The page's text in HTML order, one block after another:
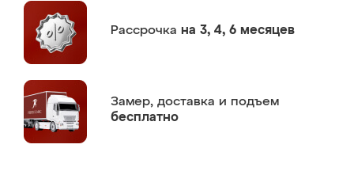
Рассрочка на 3, 4, 6 месяцев
Замер, доставка и подъем
бесплатно